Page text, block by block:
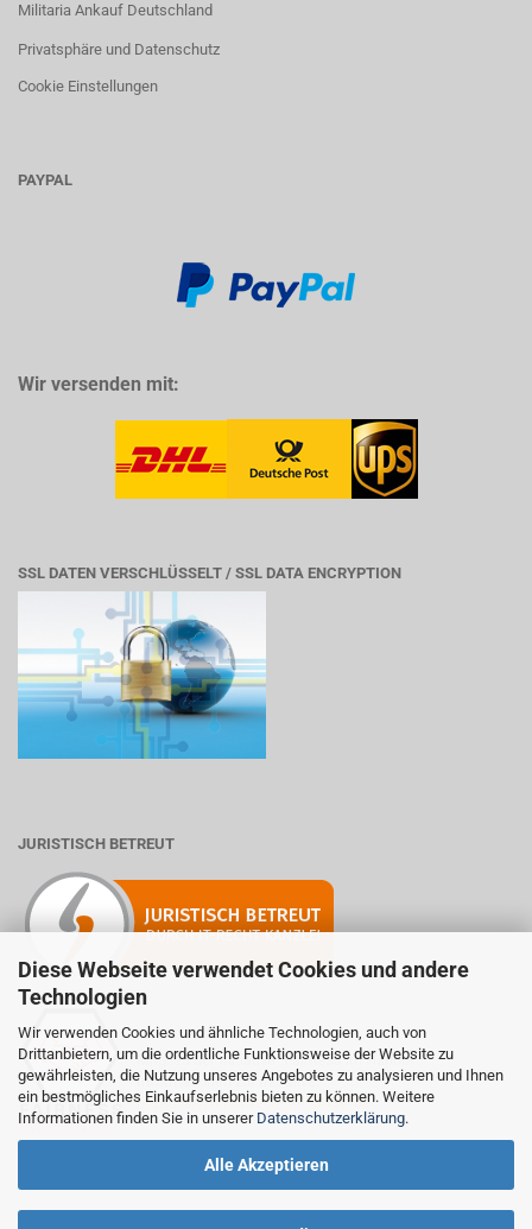
Diese Webseite verwendet Cookies und andere
Technologien
Wir verwenden Cookies und ähnliche Technologien, auch von
Drittanbietern, um die ordentliche Funktionsweise der Website zu
gewährleisten, die Nutzung unseres Angebotes zu analysieren und Ihnen
ein bestmögliches Einkaufserlebnis bieten zu können. Weitere
Informationen finden Sie in unserer Datenschutzerklärung.
Alle Akzeptieren
Militaria Ankauf Deutschland
Privatsphäre und Datenschutz
Cookie Einstellungen
PAYPAL
Wir versenden mit:
SSL DATEN VERSCHLÜSSELT / SSL DATA ENCRYPTION
JURISTISCH BETREUT
Mitglied der Initiative "Fairness im Handel".
Informationen zur Initiative:
https://www.fairness-im-handel.de